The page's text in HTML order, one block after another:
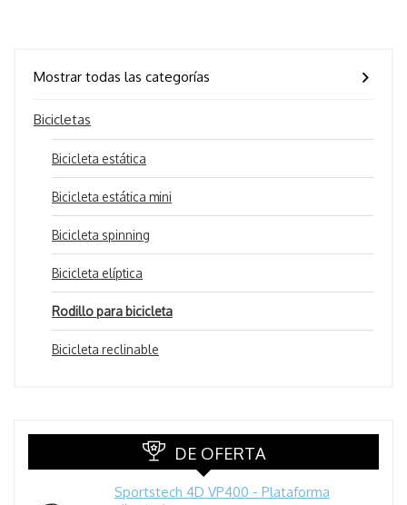
Mostrar todas las categorías
Bicicletas
Bicicleta estática
Bicicleta estática mini
Bicicleta spinning
Bicicleta elíptica
Rodillo para bicicleta
Bicicleta reclinable
DE OFERTA
Sportstech 4D VP400 - Plataforma